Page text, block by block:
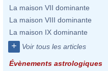
La maison VII dominante
La maison VIII dominante
La maison IX dominante
+ Voir tous les articles
Évènements astrologiques